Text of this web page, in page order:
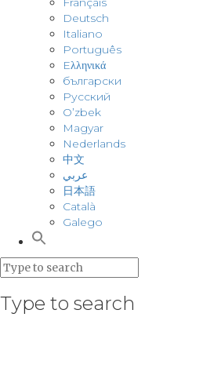
Deutsch
Italiano
Português
Eλληνικά
български
Русский
O’zbek
Magyar
Nederlands
中文
عربي
日本語
Català
Galego
Type to search